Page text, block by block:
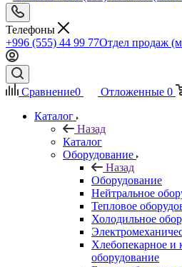
Телефоны
+996 (555) 44 99 77Отдел продаж
Сравнение0 Отложенные 0
Каталог
Назад
Каталог
Оборудование
Назад
Оборудование
Нейтральное
Тепловое
Холодильное
Хлебопекарное и
оборудование